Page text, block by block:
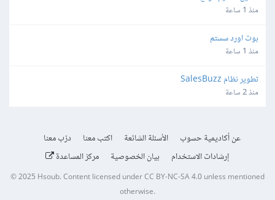
منذ 1 ساعة
بوت اورد سستم
منذ 1 ساعة
تطوير نظام SalesBuzz
منذ 2 ساعة
عن أكاديمية حسوب الأسئلة الشائعة اكتب معنا
درّب معنا
إرشادات الاستخدام
بيان الخصوصية مركز المساعدة
© 2025 Hsoub.Content licensed underCC BY-NC-SA 4.0unless mentioned
otherwise.